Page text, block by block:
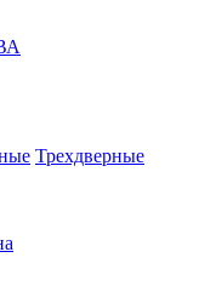
Трехдверные